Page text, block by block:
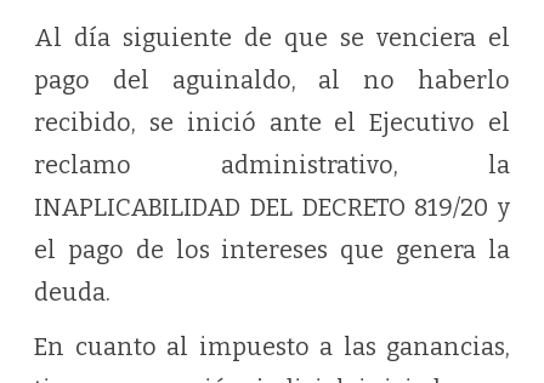
Al día siguiente de que se venciera el
pago del aguinaldo, al no haberlo
recibido, se inició ante el Ejecutivo el
reclamo administrativo, la
INAPLICABILIDAD DEL DECRETO 819/20 y
el pago de los intereses que genera la
deuda.
En cuanto al impuesto a las ganancias,